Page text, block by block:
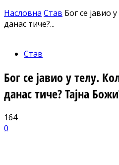
Насловна Став Бог се јавио
данас тиче?...
Став
Бог се јавио у телу.
данас тиче? Тајна
164
0